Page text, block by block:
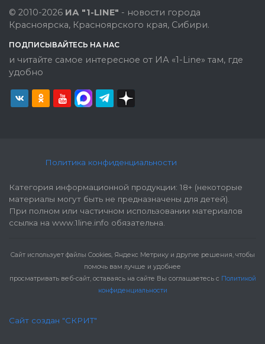
© 2010-2026 ИА "1-LINE" - новости города
Красноярска, Красноярского края, Сибири.
ПОДПИСЫВАЙТЕСЬ НА НАС
и читайте самое интересное от ИА «1-Line» там, где
удобно
Политика конфиденциальности
Категория информационной продукции: 18+ (некоторые
материалы могут быть не предназначены для детей).
При полном или частичном использовании материалов
ссылка на www.1line.info обязательна.
Cайт использует файлы Cookies, Яндекс Метрику и другие решения, чтобы
помочь вам лучше и удобнее
просматривать веб-сайт, оставаясь на сайте Вы соглашаетесь с Политикой
конфиденциальности
Сайт создан "СКРИТ"